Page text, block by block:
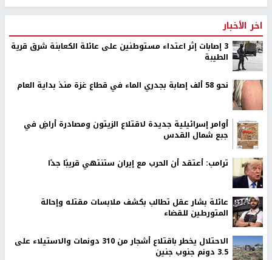
اخر الأخبار
‏3 إصابات إثر اعتداء مستوطنين على عائلة الكعابنة شرق قرية
الطيبة
نحو 58 ألف إصابة بجدري الماء في قطاع غزة منذ بداية العام
أوامر إسرائيلية جديدة لاقتلاع الزيتون ومصادرة أراضٍ في
جبع شمال القدس
ترامب: أعتقد أن الحرب مع إيران ستنتهي قريبًا جدًا
عائلة بشار عقل تطالب بكشف ملابسات مقتله وإحالة
المتورطين للقضاء
الاحتلال يخطر باقتلاع أشجار من 310 دونمات والاستيلاء على
3.5 دونم جنوب جنين